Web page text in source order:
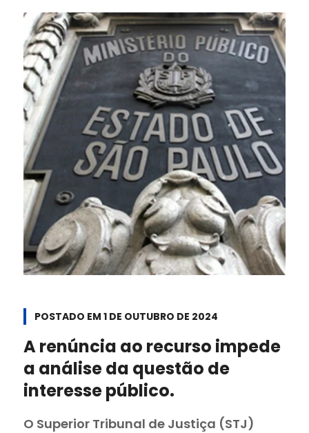
POSTADO EM 1 DE OUTUBRO DE 2024
A renúncia ao recurso impede
a análise da questão de
interesse público.
O Superior Tribunal de Justiça (STJ)